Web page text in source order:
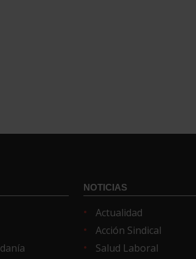
NOTICIAS
Actualidad
Acción Sindical
Salud Laboral